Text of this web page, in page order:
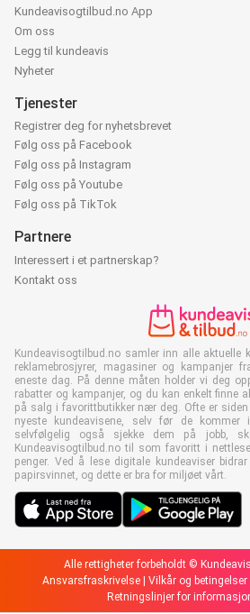
Kundeavisogtilbud.no App
Om oss
Legg til kundeavis
Nyheter
Tjenester
Registrer deg for nyhetsbrevet
Følg oss på Facebook
Følg oss på Instagram
Følg oss på Youtube
Følg oss på TikTok
Partnere
Interessert i et partnerskap?
Kontakt oss
Kundeavisogtilbud.no samler inn alle aktuelle
reklamebrosjyrer, magasiner og kampanjer
eneste dag. På denne måten holder vi deg
rabatter og kampanjer, og du kan enkelt finne
på salg i favorittbutikker nær deg. Ofte er
nyeste kundeavisene, selv før de
selvfølgelig også sjekke dem på jobb,
Kundeavisogtilbud.no til som favoritt i
penger. Ved å lese digitale kundeaviser
papirsvinnet, og dette er bra for miljøet vårt.
Alle rettigheter forbeholdt ©
Ansvarsfraskrivelse
Vilkår og betingelser
Retningslinjer for